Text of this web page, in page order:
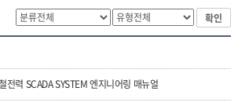
확인
전력 SCADA SYSTEM 엔지니어링 매뉴얼